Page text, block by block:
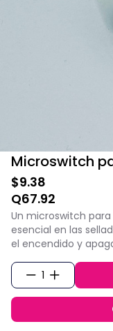
Microswitch
$9.38
Q67.92
Un microswitch
esencial en las
el encendido y
1